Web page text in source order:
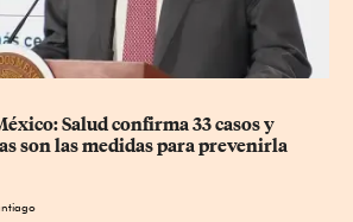
Salud confirma 33 casos y
son las medidas para prevenirla